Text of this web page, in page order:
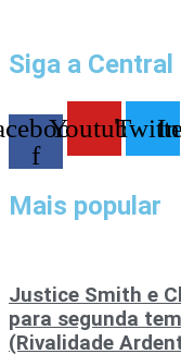
Siga a Central
f
Youtube
Mais popular
Justice Smith e
para segunda
(Rivalidade